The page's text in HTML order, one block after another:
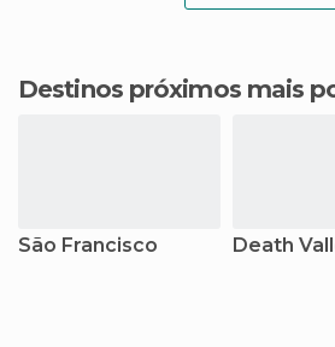
Destinos próximos mais
São Francisco Death